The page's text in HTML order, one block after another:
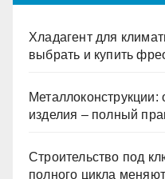
Хладагент для
выбрать и купить
Металлоконструкции:
изделия – полный
Строительство под
полного цикла